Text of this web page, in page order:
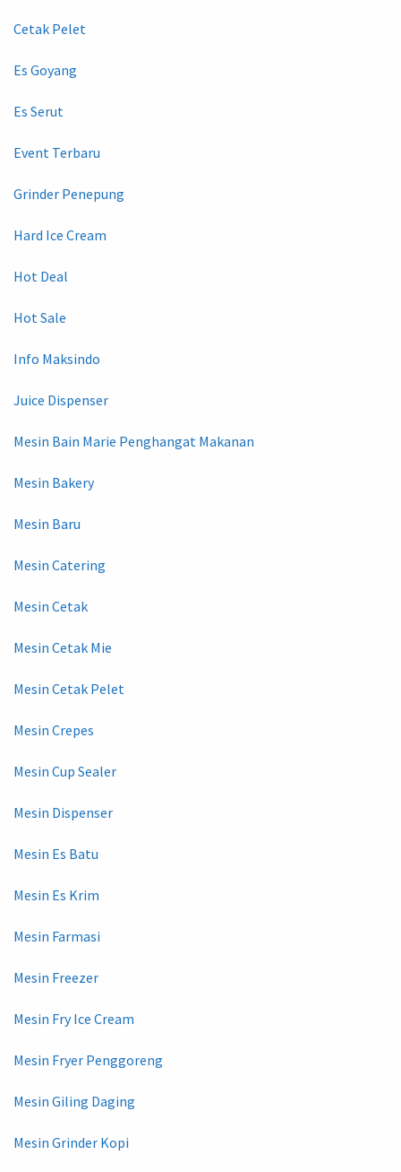
Cetak Pelet
Es Goyang
Es Serut
Event Terbaru
Grinder Penepung
Hard Ice Cream
Hot Deal
Hot Sale
Info Maksindo
Juice Dispenser
Mesin Bain Marie Penghangat Makanan
Mesin Bakery
Mesin Baru
Mesin Catering
Mesin Cetak
Mesin Cetak Mie
Mesin Cetak Pelet
Mesin Crepes
Mesin Cup Sealer
Mesin Dispenser
Mesin Es Batu
Mesin Es Krim
Mesin Farmasi
Mesin Freezer
Mesin Fry Ice Cream
Mesin Fryer Penggoreng
Mesin Giling Daging
Mesin Grinder Kopi